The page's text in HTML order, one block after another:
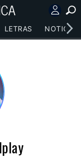
LETRAS NOTICIAS